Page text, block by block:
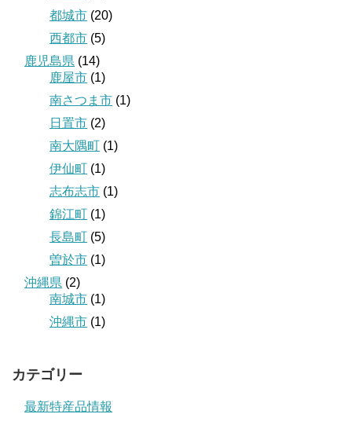
都城市 (20)
西都市 (5)
鹿児島県 (14)
鹿屋市 (1)
南さつま市 (1)
日置市 (2)
南大隅町 (1)
伊仙町 (1)
志布志市 (1)
錦江町 (1)
長島町 (5)
曽於市 (1)
沖縄県 (2)
南城市 (1)
沖縄市 (1)
カテゴリー
最新特産品情報